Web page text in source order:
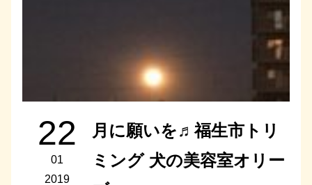
22
01
2019
月に願いを♬福生市トリ
ミング 犬の美容室オリー